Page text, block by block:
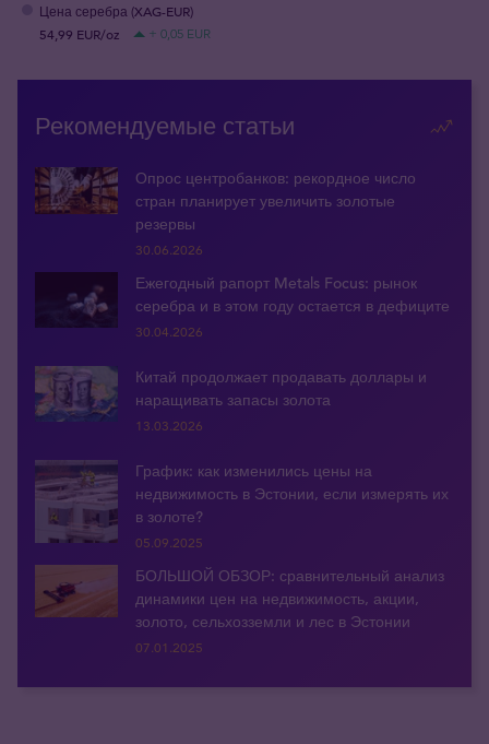
Цена серебра (XAG-EUR)
54,99 EUR/oz
+ 0,05 EUR
Рекомендуемые статьи
Опрос центробанков: рекордное число
стран планирует увеличить золотые
резервы
30.06.2026
Ежегодный рапорт Metals Focus: рынок
серебра и в этом году остается в дефиците
30.04.2026
Китай продолжает продавать доллары и
наращивать запасы золота
13.03.2026
График: как изменились цены на
недвижимость в Эстонии, если измерять их
в золоте?
05.09.2025
БОЛЬШОЙ ОБЗОР: сравнительный анализ
динамики цен на недвижимость, акции,
золото, сельхозземли и лес в Эстонии
07.01.2025